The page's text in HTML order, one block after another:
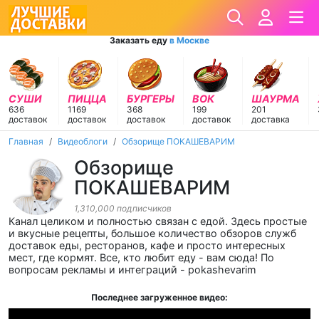
Заказать еду в Москве
СУШИ
636
доставок
ПИЦЦА
1169
доставок
БУРГЕРЫ
368
доставок
ВОК
199
доставок
ШАУРМА
201
доставка
Главная Видеоблоги Обзорище ПОКАШЕВАРИМ
Обзорище
ПОКАШЕВАРИМ
1,310,000 подписчиков
Канал целиком и полностью связан с едой. Здесь простые
и вкусные рецепты, большое количество обзоров служб
доставок еды, ресторанов, кафе и просто интересных
мест, где кормят. Все, кто любит еду - вам сюда! По
вопросам рекламы и интеграций - pokashevarim
Последнее загруженное видео: